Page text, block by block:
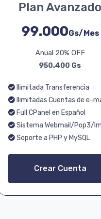
Plan Avanzado
99.000Gs/Mes
Anual 20% OFF
950.400 Gs
Ilimitada Transferencia
Ilimitadas Cuentas de e-
Full CPanel en Español
Sistema Webmail/Pop3/
Soporte a PHP y MySQL
Crear Cuenta